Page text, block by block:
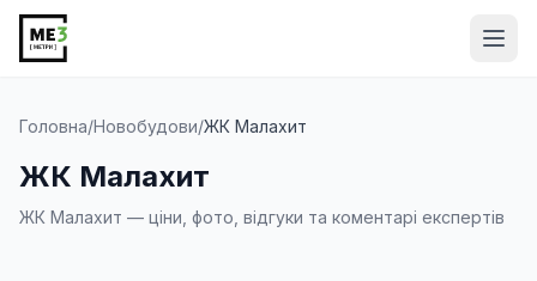
Головна/Новобудови/ЖК Малахит
ЖК Малахит
ЖК Малахит — ціни, фото, відгуки та коментарі експертів